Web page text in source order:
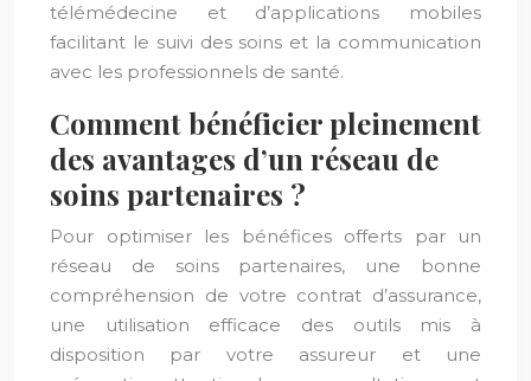
télémédecine et d’applications mobiles
facilitant le suivi des soins et la communication
avec les professionnels de santé.
Comment bénéficier pleinement
des avantages d’un réseau de
soins partenaires ?
Pour optimiser les bénéfices offerts par un
réseau de soins partenaires, une bonne
compréhension de votre contrat d’assurance,
une utilisation efficace des outils mis à
disposition par votre assureur et une